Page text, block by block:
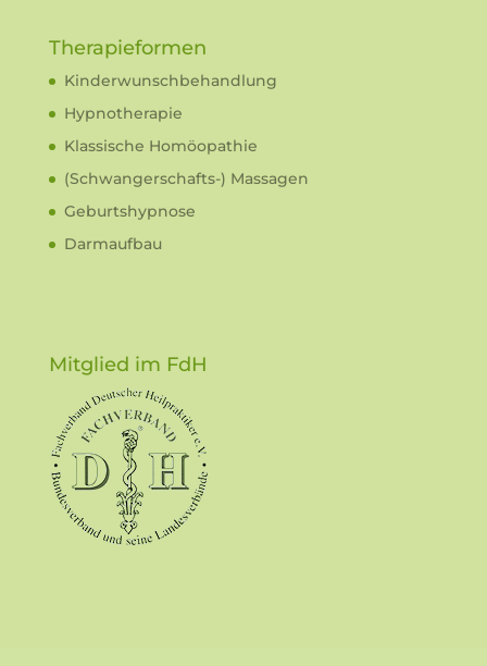
Therapieformen
Kinderwunschbehandlung
Hypnotherapie
Klassische Homöopathie
(Schwangerschafts-) Massagen
Geburtshypnose
Darmaufbau
Mitglied im FdH